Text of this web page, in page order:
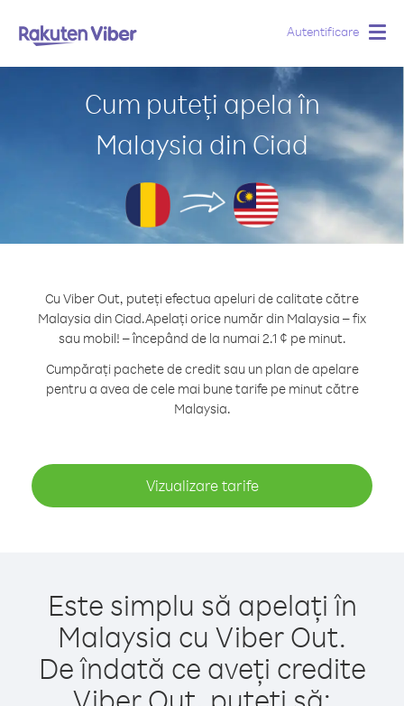
Autentificare
Cum puteți apela în
Malaysia din Ciad
Cu Viber Out, puteți efectua apeluri de calitate către
Malaysia din Ciad.Apelați orice număr din Malaysia – fix
sau mobil! – începând de la numai 2.1 ¢ pe minut.
Cumpărați pachete de credit sau un plan de apelare
pentru a avea de cele mai bune tarife pe minut către
Malaysia.
Vizualizare tarife
Este simplu să apelați în
Malaysia cu Viber Out.
De îndată ce aveți credite